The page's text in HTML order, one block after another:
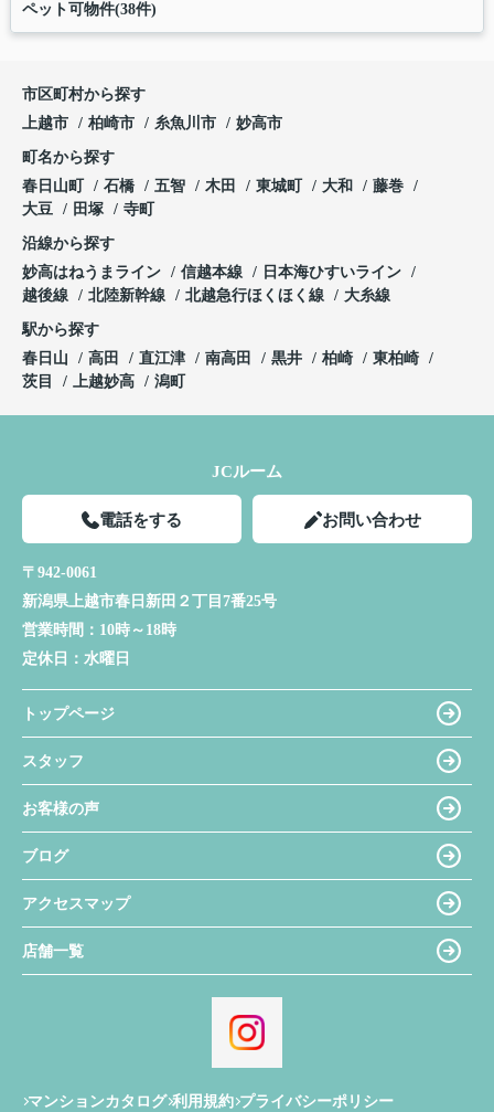
ペット可物件(38件)
市区町村から探す
上越市
柏崎市 糸魚川市 妙高市
町名から探す
春日山町
石橋 五智 木田 東城町 大和
藤巻
大豆
田塚 寺町
沿線から探す
妙高はねうまライン
信越本線
日本海ひすいライン
越後線
北陸新幹線 北越急行ほくほく線 大糸線
駅から探す
春日山
高田 直江津 南高田 黒井 柏崎
東柏崎
茨目
上越妙高 潟町
JCルーム
電話をする お問い合わせ
〒942-0061
新潟県上越市春日新田２丁目7番25号
営業時間： 10時～18時
定休日： 水曜日
トップページ
スタッフ
お客様の声
ブログ
アクセスマップ
店舗一覧
マンションカタログ 利用規約 プライバシーポリシー